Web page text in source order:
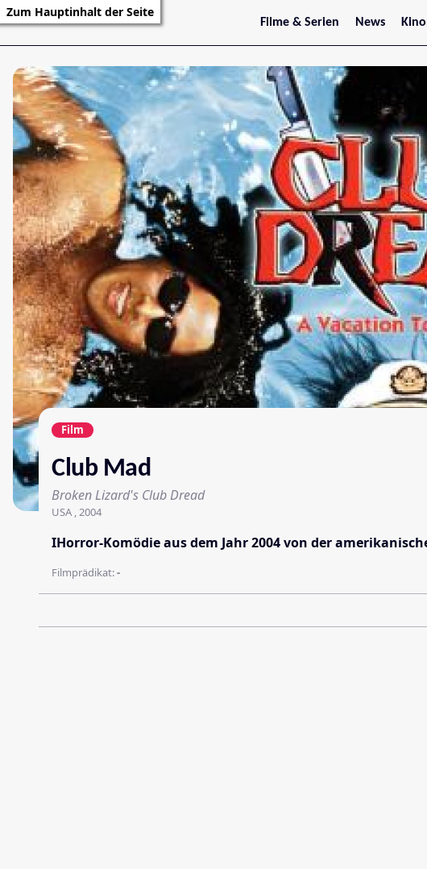
Zum Hauptinhalt der Seite
Filme & Serien
Trailer
Filmarchiv
Serienarchiv
News
Stars
Tirol
Film
Club Mad
Broken Lizard's Club Dread
USA , 2004
IHorror-Komödie aus dem Jahr 2004 von der
Filmprädikat:-